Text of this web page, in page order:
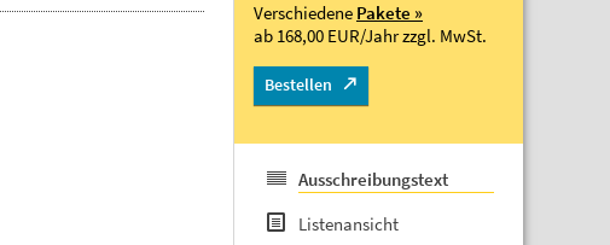
Verschiedene Pakete »
ab 168,00 EUR/Jahrzzgl. MwSt.
Bestellen
Ausschreibungstext
Listenansicht